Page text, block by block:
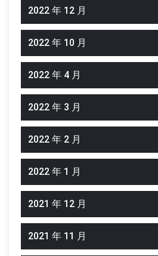
2022 年 12 月
2022 年 10 月
2022 年 4 月
2022 年 3 月
2022 年 2 月
2022 年 1 月
2021 年 12 月
2021 年 11 月